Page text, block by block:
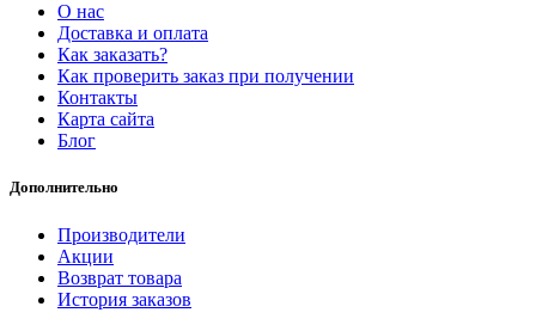
О нас
Доставка и оплата
Как заказать?
Как проверить заказ при получении
Контакты
Карта сайта
Блог
Дополнительно
Производители
Акции
Возврат товара
История заказов